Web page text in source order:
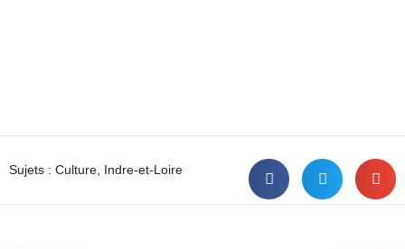
Sujets : Culture Indre-et-Loire